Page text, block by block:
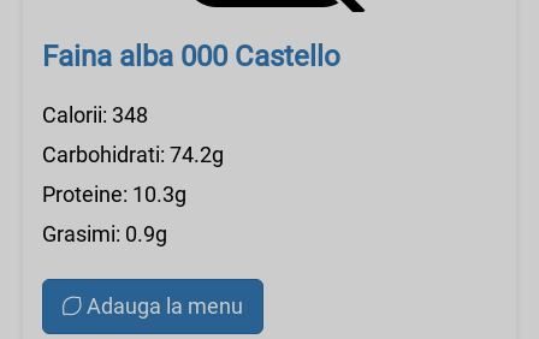
Faina alba 000 Castello
Calorii: 348
Carbohidrati: 74.2g
Proteine: 10.3g
Grasimi: 0.9g
Adauga la menu